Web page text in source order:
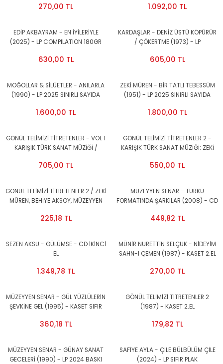
2.EL
270,00 TL
PICTURE DISC (RESİM BASKILI) VE
1.092,00 TL
EDİP AKBAYRAM - EN İYİLERİYLE
(2025) - LP COMPILATION 180GR
630,00 TL
KARDAŞLAR - DENİZ ÜSTÜ KÖPÜRÜR
/ ÇÖKERTME (1973) - LP
PLAK
605,00 TL
MOĞOLLAR & SİLÜETLER - ANILARLA
(1990) - LP 2025 SINIRLI SAYIDA
PLAK
1.600,00 TL
ZEKİ MÜREN - BİR TATLI TEBESSÜM
(1951) - LP 2025 SINIRLI SAYIDA
PLAK
1.800,00 TL
GÖNÜL TELİMİZİ TİTRETENLER - VOL 1
KARIŞIK TÜRK SANAT MÜZİĞİ /
AYLA ZEKİ MÜREN MÜZEYYEN SENAR
705,00 TL
GÖNÜL TELİMİZİ TİTRETENLER 2 -
KARIŞIK TÜRK SANAT MÜZİĞİ: ZEKİ
SENAR, SAFİYE AYLA - LP 2025
550,00 TL
GÖNÜL TELİMİZİ TİTRETENLER 2 / ZEKİ
MÜREN, BEHİYE AKSOY, MÜZEYYEN
M.NURETTİN SELÇUK (2005) - CD
225,18 TL
MÜZEYYEN SENAR - TÜRKÜ
FORMATINDA ŞARKILAR (2008) - CD
449,82 TL
SEZEN AKSU - GÜLÜMSE - CD İKİNCİ
EL
1.349,78 TL
MÜNİR NURETTİN SELÇUK - NİDEYİM
SAHN-I ÇEMEN (1987) - KASET 2.EL
270,00 TL
MÜZEYYEN SENAR - GÜL YÜZLÜLERİN
ŞEVKİNE GEL (1995) - KASET SIFIR
360,18 TL
GÖNÜL TELİMİZİ TİTRETENLER 2
(1987) - KASET 2.EL
179,82 TL
MÜZEYYEN SENAR - GÜNAY SANAT
GECELERİ (1990) - LP 2024 BASKI
SAFİYE AYLA - ÇİLE BÜLBÜLÜM ÇİLE
(2024) - LP SIFIR PLAK